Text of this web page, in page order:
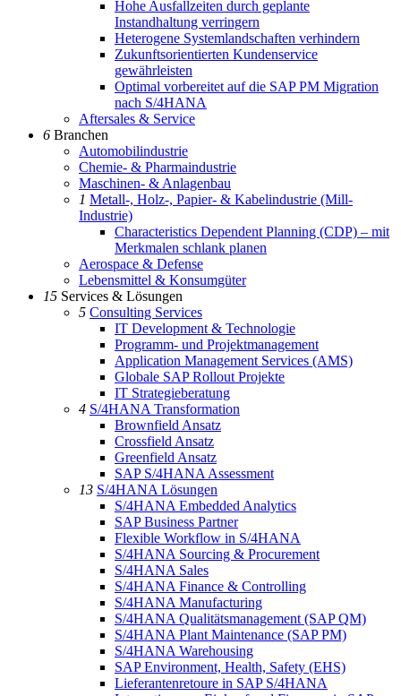
Hohe Ausfallzeiten durch geplante
Instandhaltung verringern
Heterogene Systemlandschaften verhindern
Zukunftsorientierten Kundenservice
gewährleisten
Optimal vorbereitet auf die SAP PM Migration
nach S/4HANA
Aftersales & Service
6 Branchen
Automobilindustrie
Chemie- & Pharmaindustrie
Maschinen- & Anlagenbau
1 Metall-, Holz-, Papier- & Kabelindustrie (Mill-
Industrie)
Characteristics Dependent Planning (CDP) – mit
Merkmalen schlank planen
Aerospace & Defense
Lebensmittel & Konsumgüter
15 Services & Lösungen
5 Consulting Services
IT Development & Technologie
Programm- und Projektmanagement
Application Management Services (AMS)
Globale SAP Rollout Projekte
IT Strategieberatung
4 S/4HANA Transformation
Brownfield Ansatz
Crossfield Ansatz
Greenfield Ansatz
SAP S/4HANA Assessment
13 S/4HANA Lösungen
S/4HANA Embedded Analytics
SAP Business Partner
Flexible Workflow in S/4HANA
S/4HANA Sourcing & Procurement
S/4HANA Sales
S/4HANA Finance & Controlling
S/4HANA Manufacturing
S/4HANA Qualitätsmanagement (SAP QM)
S/4HANA Plant Maintenance (SAP PM)
S/4HANA Warehousing
SAP Environment, Health, Safety (EHS)
Lieferantenretoure in SAP S/4HANA